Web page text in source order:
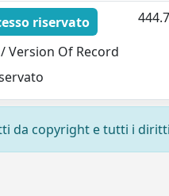
riservato
Version Of Record
da copyright e tutti i